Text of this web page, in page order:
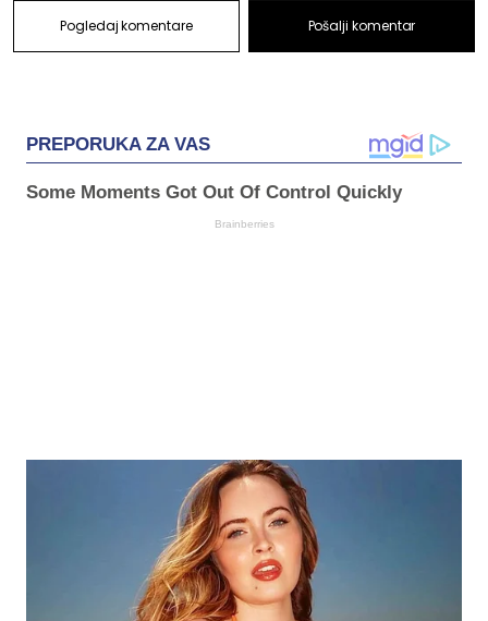
Pogledaj komentare Pošalji komentar
PREPORUKA ZA VAS
Some Moments Got Out Of Control Quickly
Brainberries